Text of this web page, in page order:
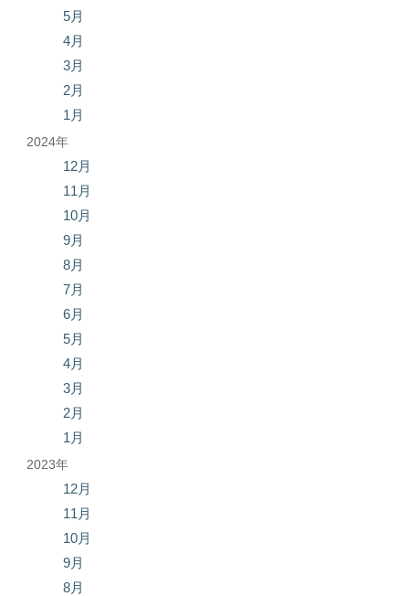
5月
4月
3月
2月
1月
2024年
12月
11月
10月
9月
8月
7月
6月
5月
4月
3月
2月
1月
2023年
12月
11月
10月
9月
8月